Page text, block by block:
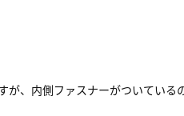
が、内側ファスナーがついている